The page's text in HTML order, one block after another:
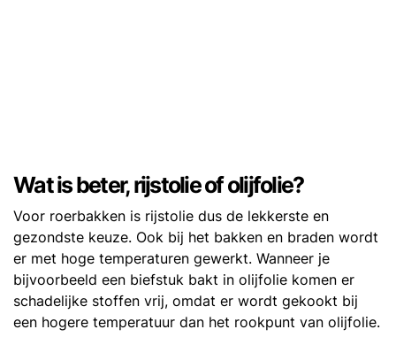
Wat is beter, rijstolie of olijfolie?
Voor roerbakken is rijstolie dus de lekkerste en
gezondste keuze. Ook bij het bakken en braden wordt
er met hoge temperaturen gewerkt. Wanneer je
bijvoorbeeld een biefstuk bakt in olijfolie komen er
schadelijke stoffen vrij, omdat er wordt gekookt bij
een hogere temperatuur dan het rookpunt van olijfolie.